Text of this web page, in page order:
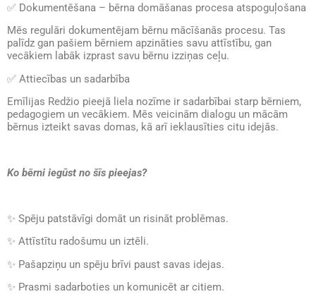
✅ Dokumentēšana – bērna domāšanas procesa atspoguļošana
Mēs regulāri dokumentējam bērnu mācīšanās procesu. Tas
palīdz gan pašiem bērniem apzināties savu attīstību, gan
vecākiem labāk izprast savu bērnu izziņas ceļu.
✅ Attiecības un sadarbība
Emīlijas Redžio pieejā liela nozīme ir sadarbībai starp bērniem,
pedagogiem un vecākiem. Mēs veicinām dialogu un mācām
bērnus izteikt savas domas, kā arī ieklausīties citu idejās.
Ko bērni iegūst no šīs pieejas?
✨ Spēju patstāvīgi domāt un risināt problēmas.
✨ Attīstītu radošumu un iztēli.
✨ Pašapziņu un spēju brīvi paust savas idejas.
✨ Prasmi sadarboties un komunicēt ar citiem.